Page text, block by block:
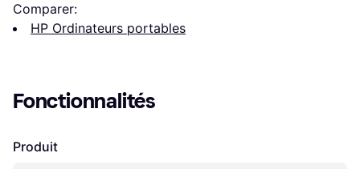
Comparer:
HP Ordinateurs portables
Fonctionnalités
Produit